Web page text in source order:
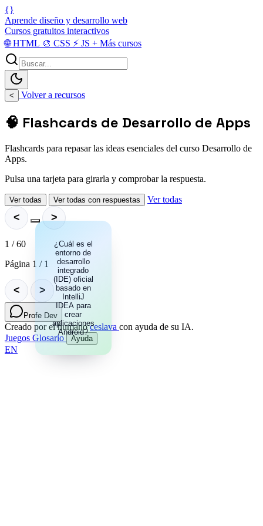
{}
Aprende diseño y desarrollo web
Cursos gratuitos interactivos
🌐HTML 🎨 CSS ⚡ JS + Más cursos
< Volver a recursos
🧠 Flashcards de Desarrollo de Apps
Flashcards para repasar las ideas esenciales del curso Desarrollo de
Apps.
Pulsa una tarjeta para girarla y comprobar la respuesta.
Ver todas Ver todas con respuestas Ver todas
<
¿Cuál es el
entorno de
desarrollo
integrado
(IDE) oficial
basado en
IntelliJ
IDEA para
crear
aplicaciones
Android?
Android
Studio es el
IDE oficial
desarrollado
por Google
para el
diseño,
prueba y
depuración
de
aplicaciones
Android.
>
1 / 60
Página 1 / 1
< >
Profe Dev
Creado por el humano ceslava con ayuda de su IA.
Juegos Glosario Ayuda
EN